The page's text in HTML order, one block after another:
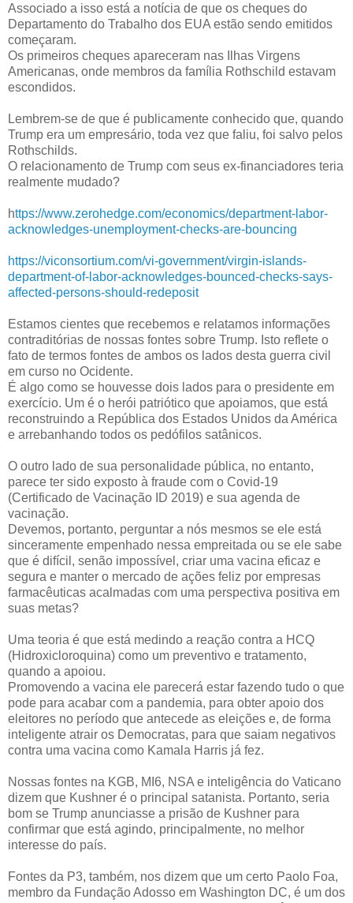
Associado a isso está a notícia de que os cheques do
Departamento do Trabalho dos EUA estão sendo emitidos
começaram.
Os primeiros cheques apareceram nas Ilhas Virgens
Americanas, onde membros da família Rothschild estavam
escondidos.
Lembrem-se de que é publicamente conhecido que, quando
Trump era um empresário, toda vez que faliu, foi salvo pelos
Rothschilds.
O relacionamento de Trump com seus ex-financiadores teria
realmente mudado?
https://www.zerohedge.com/economics/department-labor-
acknowledges-unemployment-checks-are-bouncing
https://viconsortium.com/vi-government/virgin-islands-
department-of-labor-acknowledges-bounced-checks-says-
affected-persons-should-redeposit
Estamos cientes que recebemos e relatamos informações
contraditórias de nossas fontes sobre Trump. Isto reflete o
fato de termos fontes de ambos os lados desta guerra civil
em curso no Ocidente.
É algo como se houvesse dois lados para o presidente em
exercício. Um é o herói patriótico que apoiamos, que está
reconstruindo a República dos Estados Unidos da América
e arrebanhando todos os pedófilos satânicos.
O outro lado de sua personalidade pública, no entanto,
parece ter sido exposto à fraude com o Covid-19
(Certificado de Vacinação ID 2019) e sua agenda de
vacinação.
Devemos, portanto, perguntar a nós mesmos se ele está
sinceramente empenhado nessa empreitada ou se ele sabe
que é difícil, senão impossível, criar uma vacina eficaz e
segura e manter o mercado de ações feliz por empresas
farmacêuticas acalmadas com uma perspectiva positiva em
suas metas?
Uma teoria é que está medindo a reação contra a HCQ
(Hidroxicloroquina) como um preventivo e tratamento,
quando a apoiou.
Promovendo a vacina ele parecerá estar fazendo tudo o que
pode para acabar com a pandemia, para obter apoio dos
eleitores no período que antecede as eleições e, de forma
inteligente atrair os Democratas, para que saiam negativos
contra uma vacina como Kamala Harris já fez.
Nossas fontes na KGB, MI6, NSA e inteligência do Vaticano
dizem que Kushner é o principal satanista. Portanto, seria
bom se Trump anunciasse a prisão de Kushner para
confirmar que está agindo, principalmente, no melhor
interesse do país.
Fontes da P3, também, nos dizem que um certo Paolo Foa,
membro da Fundação Adosso em Washington DC, é um dos